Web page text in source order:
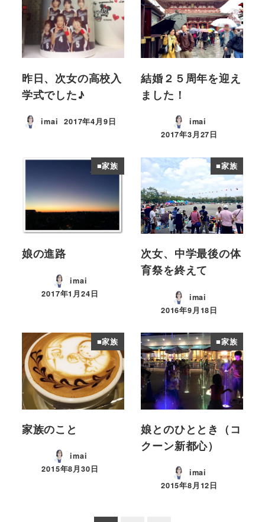
昨日、次女の高校入
学式でした♪
imai 投稿日
2017年4月9日
結婚２５周年を迎え
ました！
imai
投稿日
2017年3月27日
■家族
娘の進路
imai
投稿日
2017年1月24日
■家族
次女、中学最後の体
育祭を終えて
imai
投稿日
2016年9月18日
■家族
家族のこと
imai
投稿日
2015年8月30日
■家族
娘とのひととき（コ
クーン新都心）
imai
投稿日
2015年8月12日